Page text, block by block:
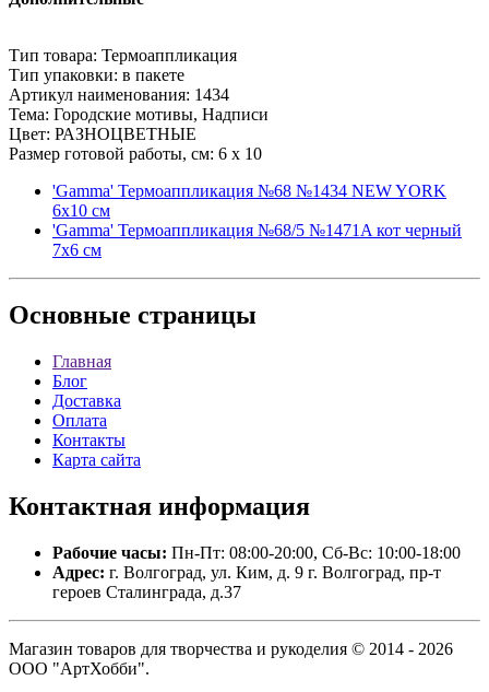
Тип товара: Термоаппликация
Тип упаковки: в пакете
Артикул наименования: 1434
Тема: Городские мотивы, Надписи
Цвет: РАЗНОЦВЕТНЫЕ
Размер готовой работы, см: 6 x 10
'Gamma' Термоаппликация №68 №1434 NEW YORK
6х10 см
'Gamma' Термоаппликация №68/5 №1471A кот черный
7х6 см
Основные страницы
Главная
Блог
Доставка
Оплата
Контакты
Карта сайта
Контактная информация
Рабочие часы: Пн-Пт: 08:00-20:00, Сб-Вс: 10:00-18:00
Адрес: г. Волгоград, ул. Ким, д. 9 г. Волгоград, пр-т
героев Сталинграда, д.37
Магазин товаров для творчества и рукоделия © 2014 - 2026
ООО "АртХобби".